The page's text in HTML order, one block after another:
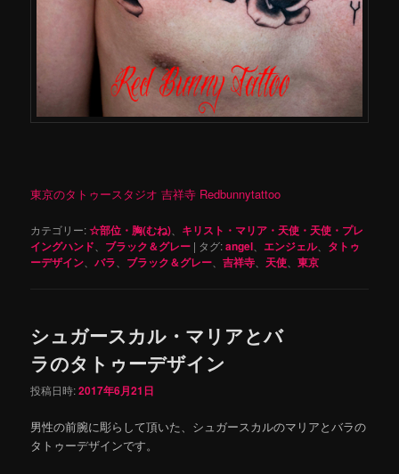
東京のタトゥースタジオ 吉祥寺 Redbunnytattoo
カテゴリー:☆部位・胸(むね)
キリスト・マリア・天使・天使・プレ
イングハンド
ブラック＆グレー | タグ:angel エンジェル、 タトゥ
ーデザイン 、バラ ブラック＆グレー 、吉祥寺 天使 、東京
シュガースカル・マリアとバ
ラのタトゥーデザイン
投稿日時:2017年6月21日
男性の前腕に彫らして頂いた、シュガースカルのマリアとバラの
タトゥーデザインです。